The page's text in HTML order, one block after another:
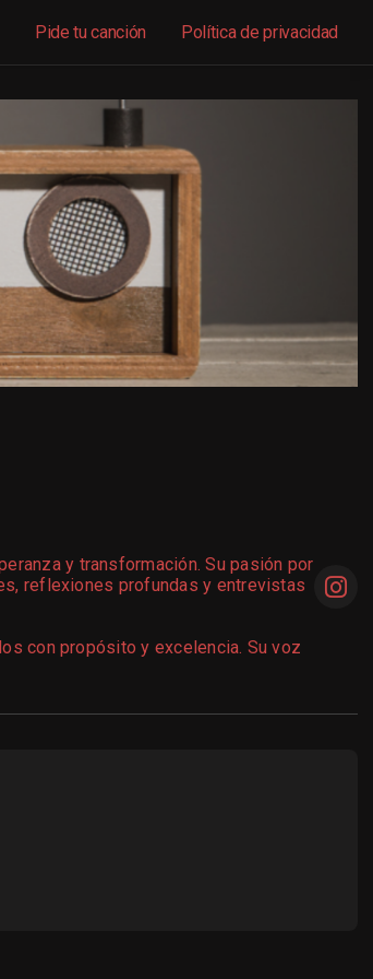
Pide tu canción Política de privacidad
y transformación. Su pasión por
reflexiones profundas y entrevistas
con propósito y excelencia. Su voz